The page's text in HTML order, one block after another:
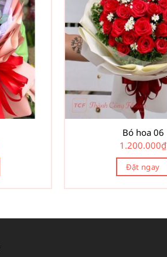
Bó hoa 06
1.200.000₫
Đặt ngay